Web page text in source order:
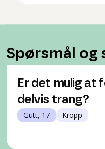
Spørsmål og
Er det mulig at
delvis trang?
Gutt, 17 Kropp